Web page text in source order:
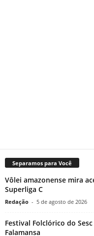
Separamos para Você
Vôlei amazonense mira
Superliga C
Redação - 5 de agosto de 2026
Festival Folclórico do
Falamansa